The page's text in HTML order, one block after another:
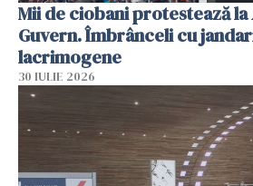
Mii de ciobani protestează la
Guvern. Îmbrânceli cu
lacrimogene
30 IULIE 2026